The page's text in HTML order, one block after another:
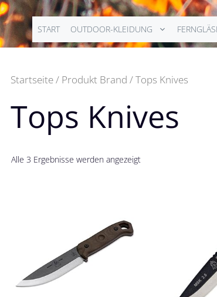
START OUTDOOR-KLEIDUNG
Startseite/ Produkt Brand / Tops Knives
Tops Knives
Alle 3 Ergebnisse werden angezeigt